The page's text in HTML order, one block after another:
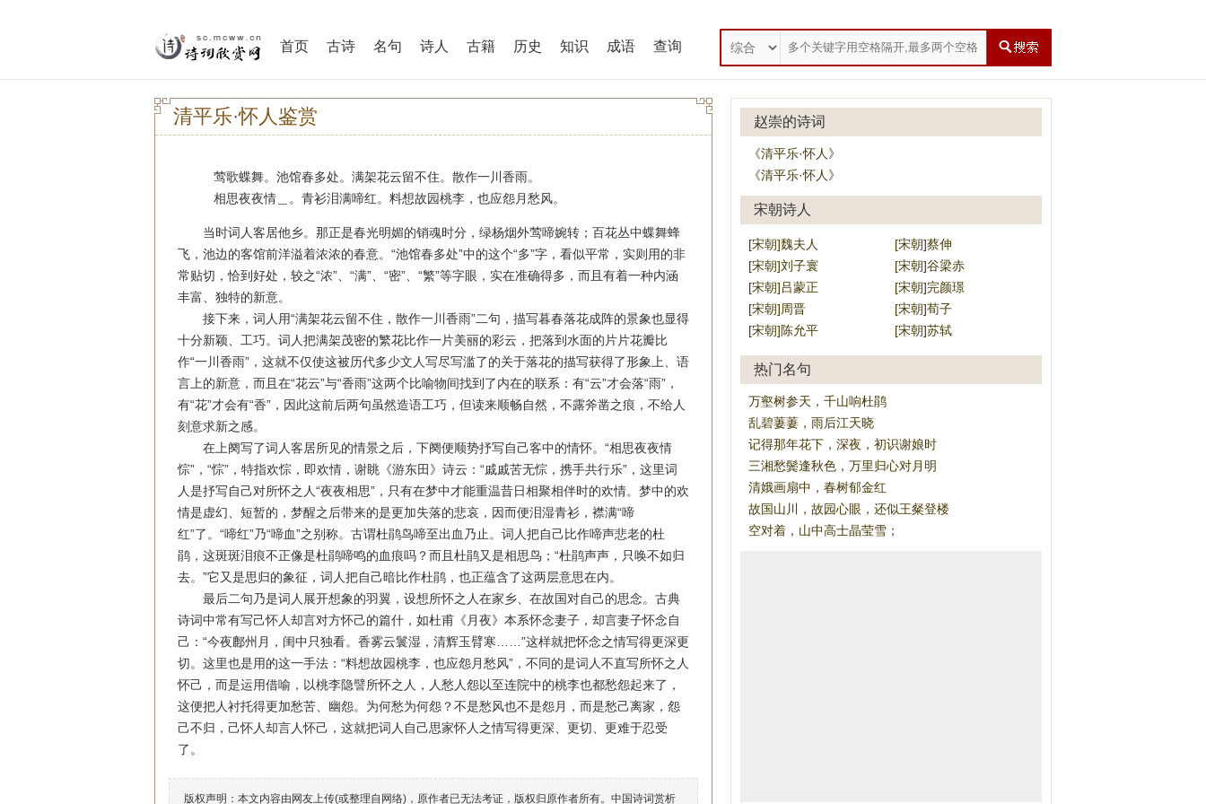
首页 古诗 名句 诗人 古籍 历史 知识 成语 查询
清平乐·怀人鉴赏
莺歌蝶舞。池馆春多处。满架花云留不住。散作一川香雨。
相思夜夜情＿。青衫泪满啼红。料想故园桃李，也应怨月愁风。
当时词人客居他乡。那正是春光明媚的销魂时分，绿杨烟外莺啼婉转；百花丛中蝶舞蜂
飞，池边的客馆前洋溢着浓浓的春意。“池馆春多处”中的这个“多”字，看似平常，实则用的非
常贴切，恰到好处，较之“浓”、“满”、“密”、“繁”等字眼，实在准确得多，而且有着一种内涵
丰富、独特的新意。
接下来，词人用“满架花云留不住，散作一川香雨”二句，描写暮春落花成阵的景象也显得
十分新颖、工巧。词人把满架茂密的繁花比作一片美丽的彩云，把落到水面的片片花瓣比
作“一川香雨”，这就不仅使这被历代多少文人写尽写滥了的关于落花的描写获得了形象上、语
言上的新意，而且在“花云”与“香雨”这两个比喻物间找到了内在的联系：有“云”才会落“雨”，
有“花”才会有“香”，因此这前后两句虽然造语工巧，但读来顺畅自然，不露斧凿之痕，不给人
刻意求新之感。
在上阕写了词人客居所见的情景之后，下阕便顺势抒写自己客中的情怀。“相思夜夜情
悰”，“悰”，特指欢悰，即欢情，谢眺《游东田》诗云：“戚戚苦无悰，携手共行乐”，这里词
人是抒写自己对所怀之人“夜夜相思”，只有在梦中才能重温昔日相聚相伴时的欢情。梦中的欢
情是虚幻、短暂的，梦醒之后带来的是更加失落的悲哀，因而便泪湿青衫，襟满“啼
红”了。“啼红”乃“啼血”之别称。古谓杜鹃鸟啼至出血乃止。词人把自己比作啼声悲老的杜
鹃，这斑斑泪痕不正像是杜鹃啼鸣的血痕吗？而且杜鹃又是相思鸟；“杜鹃声声，只唤不如归
去。”它又是思归的象征，词人把自己暗比作杜鹃，也正蕴含了这两层意思在内。
最后二句乃是词人展开想象的羽翼，设想所怀之人在家乡、在故国对自己的思念。古典
诗词中常有写己怀人却言对方怀己的篇什，如杜甫《月夜》本系怀念妻子，却言妻子怀念自
己：“今夜鄜州月，闺中只独看。香雾云鬟湿，清辉玉臂寒……”这样就把怀念之情写得更深更
切。这里也是用的这一手法：“料想故园桃李，也应怨月愁风”，不同的是词人不直写所怀之人
怀己，而是运用借喻，以桃李隐譬所怀之人，人愁人怨以至连院中的桃李也都愁怨起来了，
这便把人衬托得更加愁苦、幽怨。为何愁为何怨？不是愁风也不是怨月，而是愁己离家，怨
己不归，己怀人却言人怀己，这就把词人自己思家怀人之情写得更深、更切、更难于忍受
了。
版权声明：本文内容由网友上传(或整理自网络)，原作者已无法考证，版权归原作者所有。 中国诗词赏析
赵崇的诗词
《清平乐·怀人》
《清平乐·怀人》
宋朝诗人
[宋朝]魏夫人
[宋朝]蔡伸
[宋朝]刘子寰
[宋朝]谷梁赤
[宋朝]吕蒙正
[宋朝]完颜璟
[宋朝]周晋
[宋朝]荀子
[宋朝]陈允平
[宋朝]苏轼
热门名句
万壑树参天，千山响杜鹃
乱碧萋萋，雨后江天晓
记得那年花下，深夜，初识谢娘时
三湘愁鬓逢秋色，万里归心对月明
清娥画扇中，春树郁金红
故国山川，故园心眼，还似王粲登楼
空对着，山中高士晶莹雪；